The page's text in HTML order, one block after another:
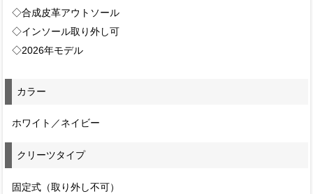
◇合成皮革アウトソール
◇インソール取り外し可
◇2026年モデル
カラー
ホワイト／ネイビー
クリーツタイプ
固定式（取り外し不可）